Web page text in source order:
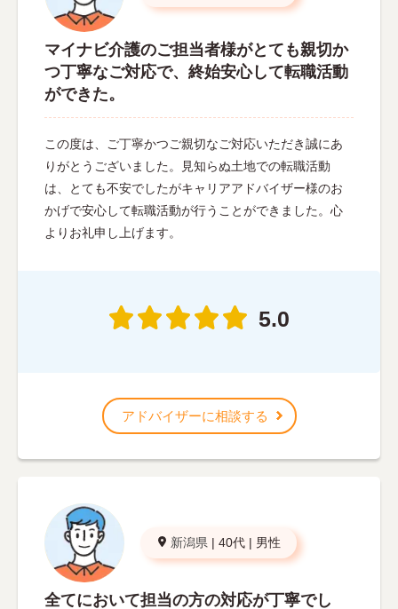
マイナビ介護のご担当者様がとても親切か
つ丁寧なご対応で、終始安心して転職活動
ができた。
この度は、ご丁寧かつご親切なご対応いただき誠にあ
りがとうございました。見知らぬ土地での転職活動
は、とても不安でしたがキャリアアドバイザー様のお
かげで安心して転職活動が行うことができました。心
よりお礼申し上げます。
5.0
アドバイザーに相談する
新潟県 | 40代 | 男性
全てにおいて担当の方の対応が丁寧でし